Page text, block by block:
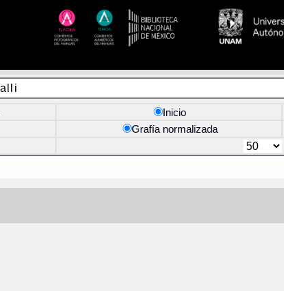
Inicio
Grafía normalizada